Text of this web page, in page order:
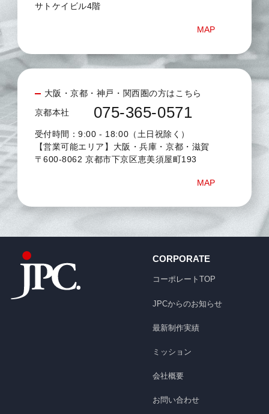
サトケイビル4階
MAP
大阪・京都・神戸・関西圏の方はこちら
京都本社 075-365-0571
受付時間：9:00 - 18:00（土日祝除く）
【営業可能エリア】大阪・兵庫・京都・滋賀
〒600-8062 京都市下京区恵美須屋町193
MAP
CORPORATE
コーポレートTOP
JPCからのお知らせ
最新制作実績
ミッション
会社概要
お問い合わせ